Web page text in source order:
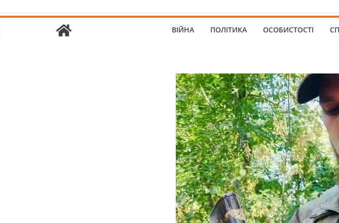
ВІЙНА ПОЛІТИКА ОСОБИСТОСТІ